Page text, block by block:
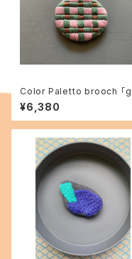
Color Paletto brooch 「
den」06
¥6,380